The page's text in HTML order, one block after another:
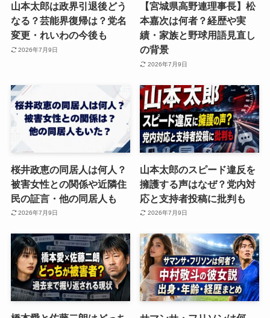
山本太郎は政界引退後どう
なる？芸能界復帰は？党名
変更・れいわの今後も
2026年7月9日
【宮城県高野連理事長】松
本嘉次は何者？経歴や実
績・家族と野球用語見直し
の背景
2026年7月9日
桜井政恵の同居人は何人？
被害女性との関係や近隣住
民の証言・他の同居人も
2026年7月9日
山本太郎のスピード違反を
擁護する声はなぜ？党内対
応と支持者投稿に批判も
2026年7月9日